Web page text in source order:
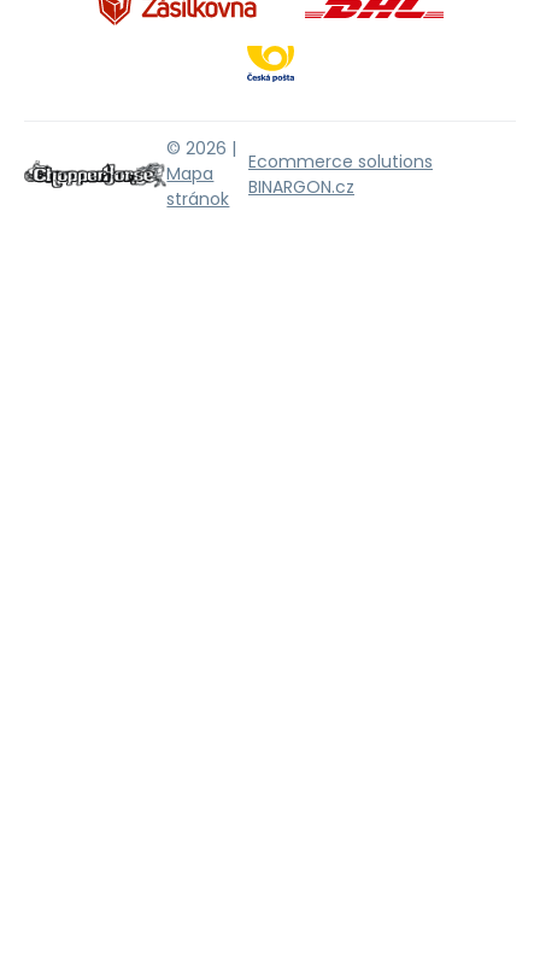
© 2026 |
Mapa
stránok
Ecommerce solutions
BINARGON.cz